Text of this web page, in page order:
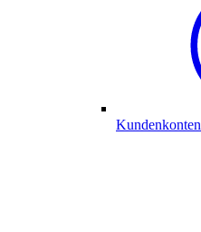
Kundenkonten